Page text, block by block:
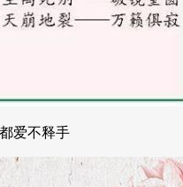
爱不释手